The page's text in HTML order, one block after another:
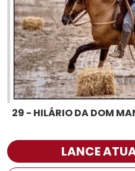
29 - HILÁRIO DA DOM
LANCE